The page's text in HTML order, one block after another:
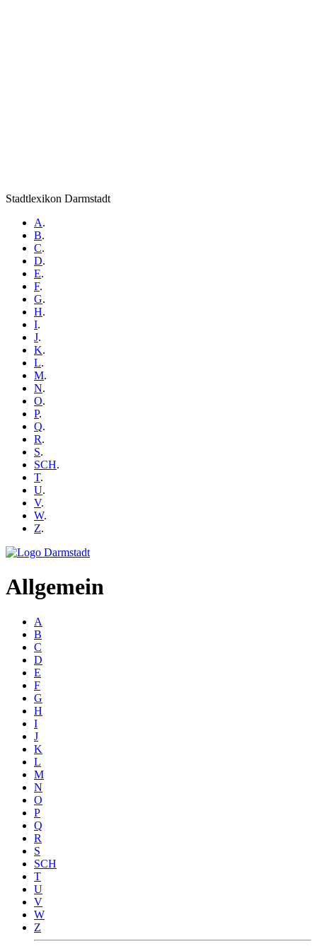
Stadtlexikon Darmstadt
A.
B.
C.
D.
E.
F.
G.
H.
I.
J.
K.
L.
M.
N.
O.
P.
Q.
R.
S.
SCH.
T.
U.
V.
W.
Z.
Allgemein
A
B
C
D
E
F
G
H
I
J
K
L
M
N
O
P
Q
R
S
SCH
T
U
V
W
Z